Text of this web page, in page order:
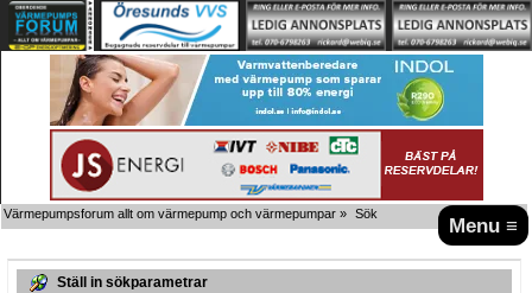
Menu ≡
Värmepumpsforum allt om värmepump och värmepumpar » Sök
Ställ in sökparametrar